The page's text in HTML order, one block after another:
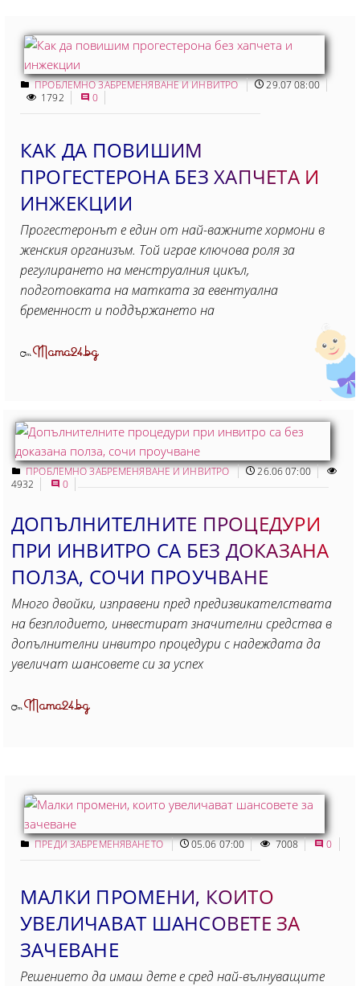
ПРОБЛЕМНО ЗАБРЕМЕНЯВАНЕ И ИНВИТРО
29.07 08:00
1792
0
КАК ДА ПОВИШИМ
ПРОГЕСТЕРОНА БЕЗ ХАПЧЕТА И
ИНЖЕКЦИИ
Прогестеронът е един от най-важните хормони в
женския организъм. Той играе ключова роля за
регулирането на менструалния цикъл,
подготовката на матката за евентуална
бременност и поддържането на
ОтMama24.bg
ПРОБЛЕМНО ЗАБРЕМЕНЯВАНЕ И ИНВИТРО
26.06 07:00
4932
0
ДОПЪЛНИТЕЛНИТЕ ПРОЦЕДУРИ
ПРИ ИНВИТРО СА БЕЗ ДОКАЗАНА
ПОЛЗА, СОЧИ ПРОУЧВАНЕ
Много двойки, изправени пред предизвикателствата
на безплодието, инвестират значителни средства в
допълнителни инвитро процедури с надеждата да
увеличат шансовете си за успех
ОтMama24.bg
ПРЕДИ ЗАБРЕМЕНЯВАНЕТО 05.06 07:00 7008 0
МАЛКИ ПРОМЕНИ, КОИТО
УВЕЛИЧАВАТ ШАНСОВЕТЕ ЗА
ЗАЧЕВАНЕ
Решението да имаш дете е сред най-вълнуващите